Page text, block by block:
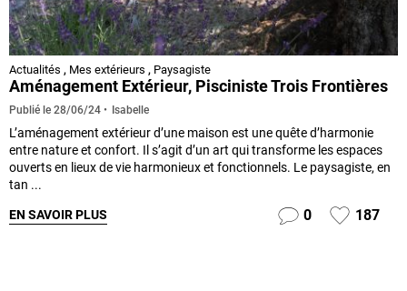
Actualités , Mes extérieurs , Paysagiste
Aménagement Extérieur, Pisciniste Trois Frontières
Publié le 28/06/24 Isabelle
L’aménagement extérieur d’une maison est une quête d’harmonie
entre nature et confort. Il s’agit d’un art qui transforme les espaces
ouverts en lieux de vie harmonieux et fonctionnels. Le paysagiste, en
tan ...
EN SAVOIR PLUS 0 187